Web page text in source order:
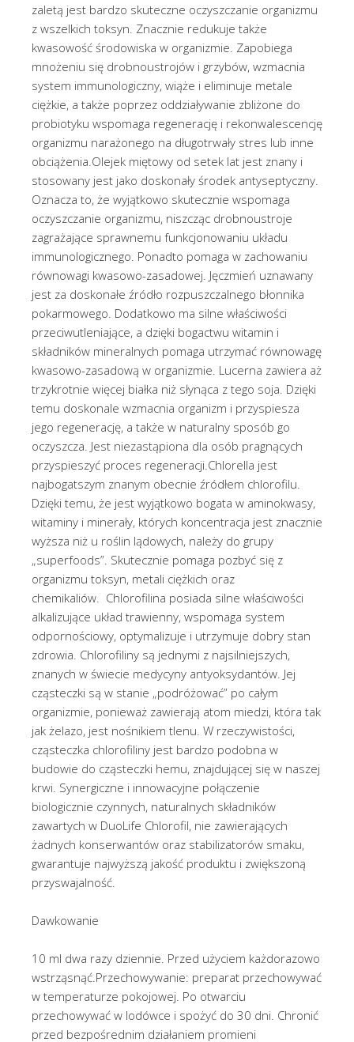
zaletą jest bardzo skuteczne oczyszczanie organizmu
z wszelkich toksyn. Znacznie redukuje także
kwasowość środowiska w organizmie. Zapobiega
mnożeniu się drobnoustrojów i grzybów, wzmacnia
system immunologiczny, wiąże i eliminuje metale
ciężkie, a także poprzez oddziaływanie zbliżone do
probiotyku wspomaga regenerację i rekonwalescencję
organizmu narażonego na długotrwały stres lub inne
obciążenia.Olejek miętowy od setek lat jest znany i
stosowany jest jako doskonały środek antyseptyczny.
Oznacza to, że wyjątkowo skutecznie wspomaga
oczyszczanie organizmu, niszcząc drobnoustroje
zagrażające sprawnemu funkcjonowaniu układu
immunologicznego. Ponadto pomaga w zachowaniu
równowagi kwasowo-zasadowej. Jęczmień uznawany
jest za doskonałe źródło rozpuszczalnego błonnika
pokarmowego. Dodatkowo ma silne właściwości
przeciwutleniające, a dzięki bogactwu witamin i
składników mineralnych pomaga utrzymać równowagę
kwasowo-zasadową w organizmie. Lucerna zawiera aż
trzykrotnie więcej białka niż słynąca z tego soja. Dzięki
temu doskonale wzmacnia organizm i przyspiesza
jego regenerację, a także w naturalny sposób go
oczyszcza. Jest niezastąpiona dla osób pragnących
przyspieszyć proces regeneracji.Chlorella jest
najbogatszym znanym obecnie źródłem chlorofilu.
Dzięki temu, że jest wyjątkowo bogata w aminokwasy,
witaminy i minerały, których koncentracja jest znacznie
wyższa niż u roślin lądowych, należy do grupy
„superfoods”. Skutecznie pomaga pozbyć się z
organizmu toksyn, metali ciężkich oraz
chemikaliów. Chlorofilina posiada silne właściwości
alkalizujące układ trawienny, wspomaga system
odpornościowy, optymalizuje i utrzymuje dobry stan
zdrowia. Chlorofiliny są jednymi z najsilniejszych,
znanych w świecie medycyny antyoksydantów. Jej
cząsteczki są w stanie „podróżować” po całym
organizmie, ponieważ zawierają atom miedzi, która tak
jak żelazo, jest nośnikiem tlenu. W rzeczywistości,
cząsteczka chlorofiliny jest bardzo podobna w
budowie do cząsteczki hemu, znajdującej się w naszej
krwi. Synergiczne i innowacyjne połączenie
biologicznie czynnych, naturalnych składników
zawartych w DuoLife Chlorofil, nie zawierających
żadnych konserwantów oraz stabilizatorów smaku,
gwarantuje najwyższą jakość produktu i zwiększoną
przyswajalność.
Dawkowanie
10 ml dwa razy dziennie. Przed użyciem każdorazowo
wstrząsnąć.Przechowywanie: preparat przechowywać
w temperaturze pokojowej. Po otwarciu
przechowywać w lodówce i spożyć do 30 dni. Chronić
przed bezpośrednim działaniem promieni